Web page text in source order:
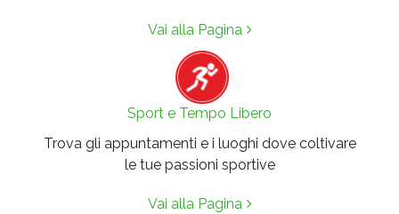
Vai alla Pagina
Sport e Tempo Libero
Trova gli appuntamenti e i luoghi dove coltivare
le tue passioni sportive
Vai alla Pagina